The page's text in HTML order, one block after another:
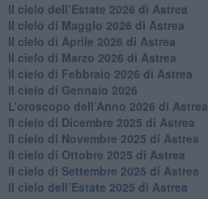
​Il cielo dell’Estate 2026 di Astrea
​Il cielo di Maggio 2026 di Astrea
​Il cielo di Aprile 2026 di Astrea
​Il cielo di Marzo 2026 di Astrea
​Il cielo di Febbraio 2026 di Astrea
Il cielo di Gennaio 2026
​L’oroscopo dell’Anno 2026 di Astrea
​Il cielo di Dicembre 2025 di Astrea
​Il cielo di Novembre 2025 di Astrea
​Il cielo di Ottobre 2025 di Astrea
Il cielo di Settembre 2025 di Astrea
Il cielo dell’Estate 2025 di Astrea